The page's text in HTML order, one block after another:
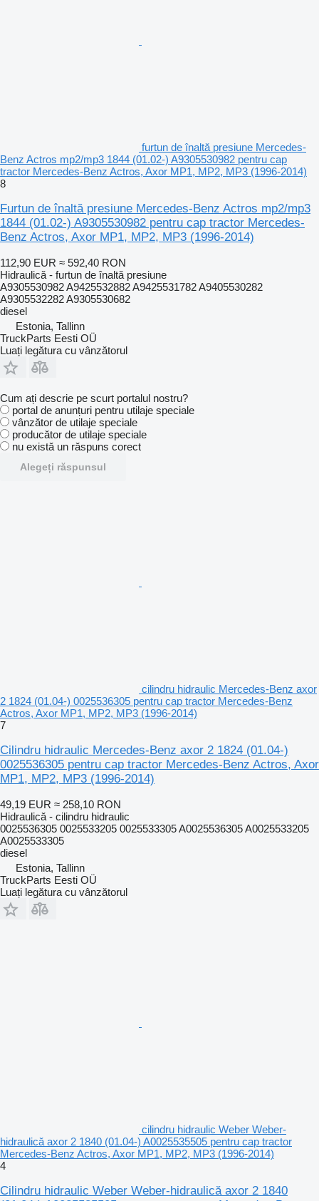
furtun de înaltă presiune Mercedes-
Benz Actros mp2/mp3 1844 (01.02-) A9305530982 pentru cap
tractor Mercedes-Benz Actros, Axor MP1, MP2, MP3 (1996-2014)
8
Furtun de înaltă presiune Mercedes-Benz Actros mp2/mp3
1844 (01.02-) A9305530982 pentru cap tractor Mercedes-
Benz Actros, Axor MP1, MP2, MP3 (1996-2014)
112,90 EUR ≈ 592,40 RON
Hidraulică - furtun de înaltă presiune
A9305530982 A9425532882 A9425531782 A9405530282
A9305532282 A9305530682
diesel
Estonia, Tallinn
TruckParts Eesti OÜ
Luați legătura cu vânzătorul
Cum ați descrie pe scurt portalul nostru?
portal de anunțuri pentru utilaje speciale
vânzător de utilaje speciale
producător de utilaje speciale
nu există un răspuns corect
Alegeți răspunsul
cilindru hidraulic Mercedes-Benz axor
2 1824 (01.04-) 0025536305 pentru cap tractor Mercedes-Benz
Actros, Axor MP1, MP2, MP3 (1996-2014)
7
Cilindru hidraulic Mercedes-Benz axor 2 1824 (01.04-)
0025536305 pentru cap tractor Mercedes-Benz Actros, Axor
MP1, MP2, MP3 (1996-2014)
49,19 EUR ≈ 258,10 RON
Hidraulică - cilindru hidraulic
0025536305 0025533205 0025533305 A0025536305 A0025533205
A0025533305
diesel
Estonia, Tallinn
TruckParts Eesti OÜ
Luați legătura cu vânzătorul
cilindru hidraulic Weber Weber-
hidraulică axor 2 1840 (01.04-) A0025535505 pentru cap tractor
Mercedes-Benz Actros, Axor MP1, MP2, MP3 (1996-2014)
4
Cilindru hidraulic Weber Weber-hidraulică axor 2 1840